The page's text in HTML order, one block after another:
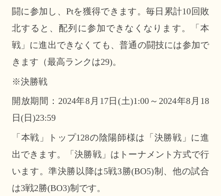
闘に参加し、Ptを獲得できます。毎日累計10回敗
北すると、配列に参加できなくなります。「本
戦」に進出できなくても、普通の闘技には参加で
きます（最高ランクは29)。
※決勝戦
開放期間：2024年8月17日(土)1:00～2024年8月18
日(日)23:59
「本戦」トップ128の陰陽師様は「決勝戦」に進
出できます。「決勝戦」はトーナメント方式で行
います。準決勝以降は5戦3勝(BO5)制、他の試合
は3戦2勝(BO3)制です。